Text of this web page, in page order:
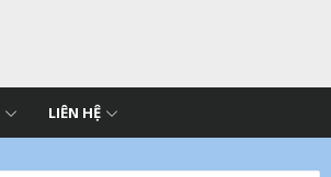
LIÊN HỆ